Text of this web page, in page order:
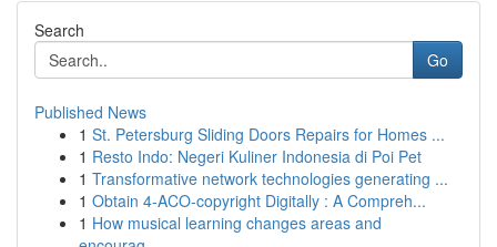
Search
Go
Published News
1 St. Petersburg Sliding Doors Repairs for Homes ...
1 Resto Indo: Negeri Kuliner Indonesia di Poi Pet
1 Transformative network technologies generating ...
1 Obtain 4-ACO-copyright Digitally : A Compreh...
1 How musical learning changes areas and